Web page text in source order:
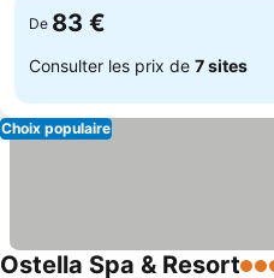
De 83 €
Consulter les prix de 7 sites
Choix populaire
Ostella Spa & Resort